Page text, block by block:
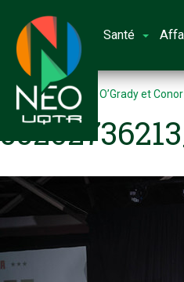
Santé
Accueil Cameron O’Grady et